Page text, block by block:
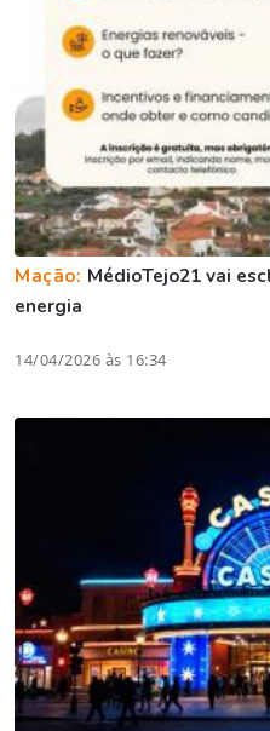
Mação: MédioTejo21 vai
energia
14/04/2026 às 16:34